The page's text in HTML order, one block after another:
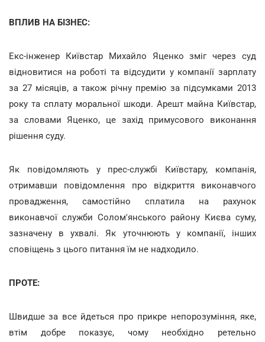
ВПЛИВ НА БІЗНЕС:
Екс-інженер Київстар Михайло Яценко зміг через суд
відновитися на роботі та відсудити у компанії зарплату
за 27 місяців, а також річну премію за підсумками 2013
року та сплату моральної шкоди. Арешт майна Київстар,
за словами Яценко, це захід примусового виконання
рішення суду.
Як повідомляють у прес-службі Київстару, компанія,
отримавши повідомлення про відкриття виконавчого
провадження, самостійно сплатила на рахунок
виконавчої служби Солом'янського району Києва суму,
зазначену в ухвалі. Як уточнюють у компанії, інших
сповіщень з цього питання їм не надходило.
ПРОТЕ:
Швидше за все йдеться про прикре непорозуміння, яке,
втім добре показує, чому необхідно ретельно